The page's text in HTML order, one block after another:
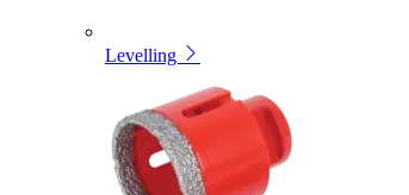
Levelling